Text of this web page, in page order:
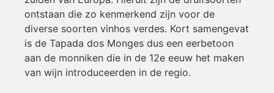
ontstaan die zo kenmerkend zijn voor de
diverse soorten vinhos verdes. Kort samengevat
is de Tapada dos Monges dus een eerbetoon
aan de monniken die in de 12e eeuw het maken
van wijn introduceerden in de regio.